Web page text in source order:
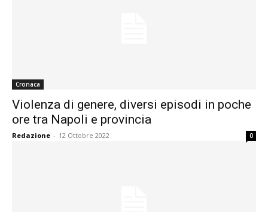
Cronaca
Violenza di genere, diversi episodi in poche
ore tra Napoli e provincia
Redazione - 12 Ottobre 2022 0